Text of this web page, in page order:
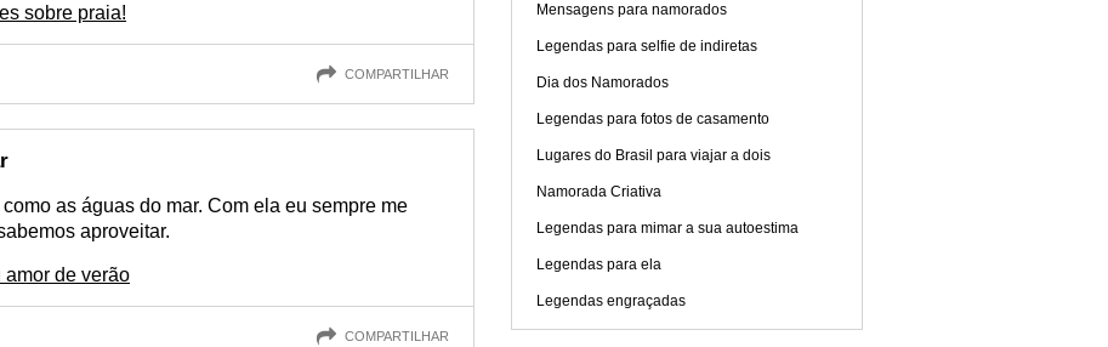
sobre praia!
COMPARTILHAR
as águas do mar. Com ela eu sempre me
aproveitar.
de verão
COMPARTILHAR
Mensagens para namorados
Legendas para selfie de indiretas
Dia dos Namorados
Legendas para fotos de casamento
Lugares do Brasil para viajar a dois
Namorada Criativa
Legendas para mimar a sua autoestima
Legendas para ela
Legendas engraçadas